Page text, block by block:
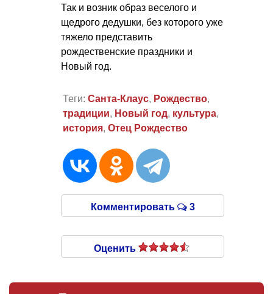
Так и возник образ веселого и
щедрого дедушки, без которого уже
тяжело представить
рождественские праздники и
Новый год.
Теги: Санта-Клаус, Рождество,
традиции, Новый год, культура,
история, Отец Рождество
Комментировать 3
Оценить